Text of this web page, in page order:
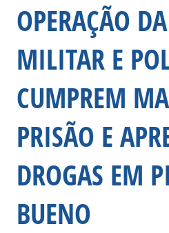
OPERAÇÃO
MILITAR E
CUMPREM
PRISÃO E
DROGAS EM
BUENO